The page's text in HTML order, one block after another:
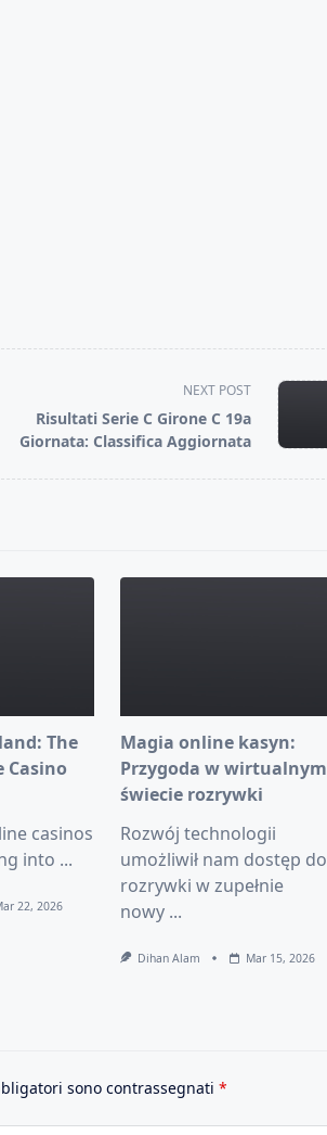
NEXT POST
Risultati Serie C Girone C 19a
Giornata: Classifica Aggiornata
The
Casino
casinos
into ...
22, 2026
Magia online kasyn:
Przygoda w wirtualnym
świecie rozrywki
Rozwój technologii
umożliwił nam dostęp do
rozrywki w zupełnie
nowy ...
Dihan Alam Mar 15, 2026
sono contrassegnati *